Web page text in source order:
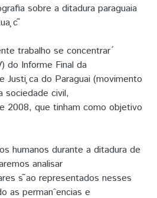
sobre a ditadura paraguaia
̧c
trabalho se concentrar
do Informe Final da
Justi ̧ca do Paraguai (movimento
sociedade civil,
2008, que tinham como objetivo
humanos durante a ditadura de
analisar
s ̃ao representados nesses
as permanˆencias e